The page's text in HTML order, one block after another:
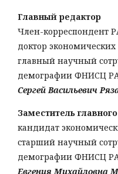
Главный редактор
Член-корреспондент
доктор экономических
главный научный
демографии ФНИСЦ
Сергей Васильевич
Заместитель
кандидат
старший научный
демографии ФНИСЦ
Евгения Михайловна